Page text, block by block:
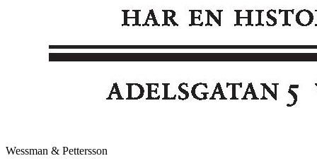
Wessman & Pettersson